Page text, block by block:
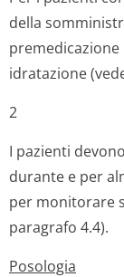
della
idratazione
2
I pazienti
durante e per
per monitorare
paragrafo 4.4).
Posologia